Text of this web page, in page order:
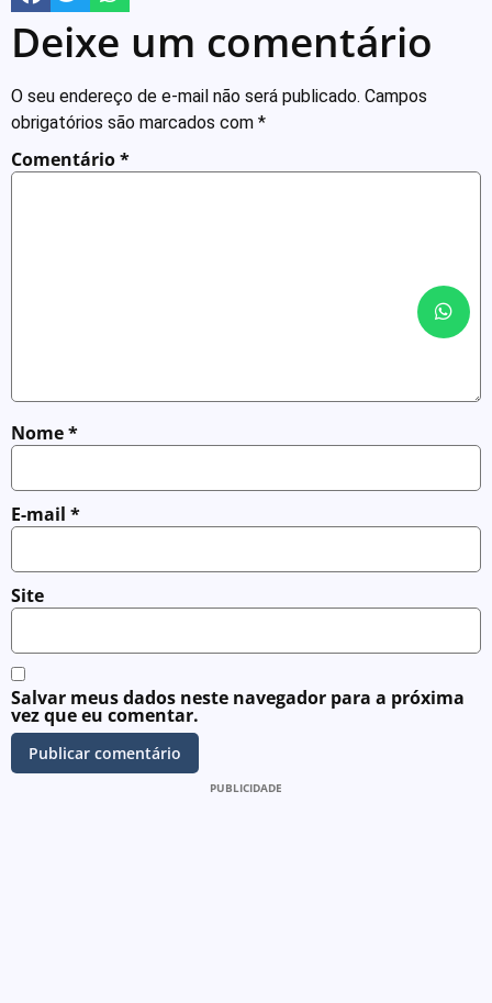
Deixe um comentário
O seu endereço de e-mail não será publicado. Campos
obrigatórios são marcados com *
Comentário*
Nome*
E-mail *
Site
Salvar meus dados neste navegador para a próxima
vez que eu comentar.
PUBLICIDADE